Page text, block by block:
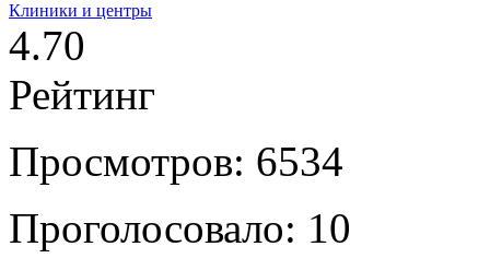
Клиники и центры
4.70
Рейтинг
Просмотров: 6534
Проголосовало: 10